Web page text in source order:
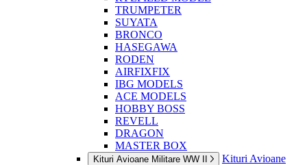
TRUMPETER
SUYATA
BRONCO
HASEGAWA
RODEN
AIRFIXFIX
IBG MODELS
ACE MODELS
HOBBY BOSS
REVELL
DRAGON
MASTER BOX
Kituri Avioane Militare WW II
Kituri Avioane